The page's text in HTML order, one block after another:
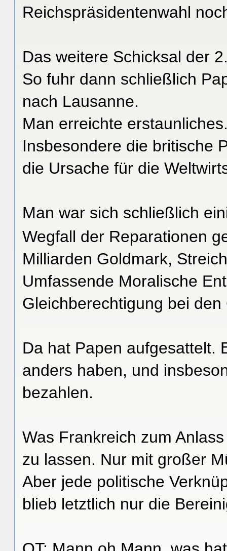
Reichspräsidentenwahl
Das weitere Schicksal der
So fuhr dann schließlich
nach Lausanne.
Man erreichte
Insbesondere die britische
die Ursache für die
Man war sich schließlich
Wegfall der Reparationen
Milliarden Goldmark,
Umfassende Moralische
Gleichberechtigung bei
Da hat Papen aufgesattelt.
anders haben, und
bezahlen.
Was Frankreich zum
zu lassen. Nur mit großer
Aber jede politische
blieb letztlich nur die